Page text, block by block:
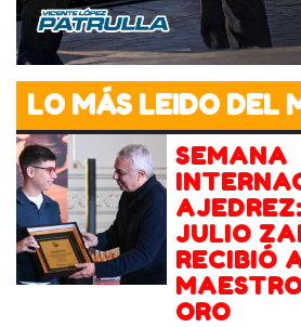
LO MÁS LEIDO DEL
SEMANA
JULIO
RECIBIÓ
ORO